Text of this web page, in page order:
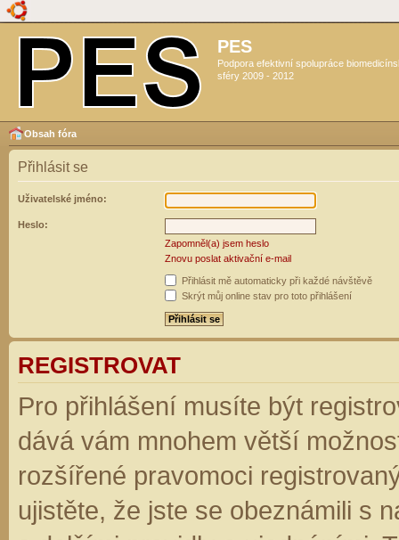
PES
Podpora efektivní spolupráce
sféry 2009 - 2012
Obsah fóra
Přihlásit se
Uživatelské jméno:
Heslo:
Zapomněl(a) jsem heslo
Znovu poslat aktivační e-mail
Přihlásit mě automaticky při každé návštěvě
Skrýt můj online stav pro toto přihlášení
REGISTROVAT
Pro přihlášení musíte být
dává vám mnohem větší
rozšířené pravomoci
ujistěte, že jste se obeznámili s